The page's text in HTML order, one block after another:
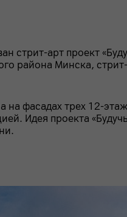
стрит-арт проект
района Минска,
на фасадах трех 12-
Идея проекта